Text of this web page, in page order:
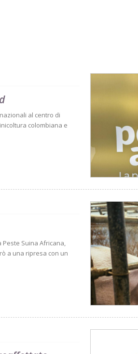
al centro di
colombiana e
Peste Suina Africana,
a una ripresa con un